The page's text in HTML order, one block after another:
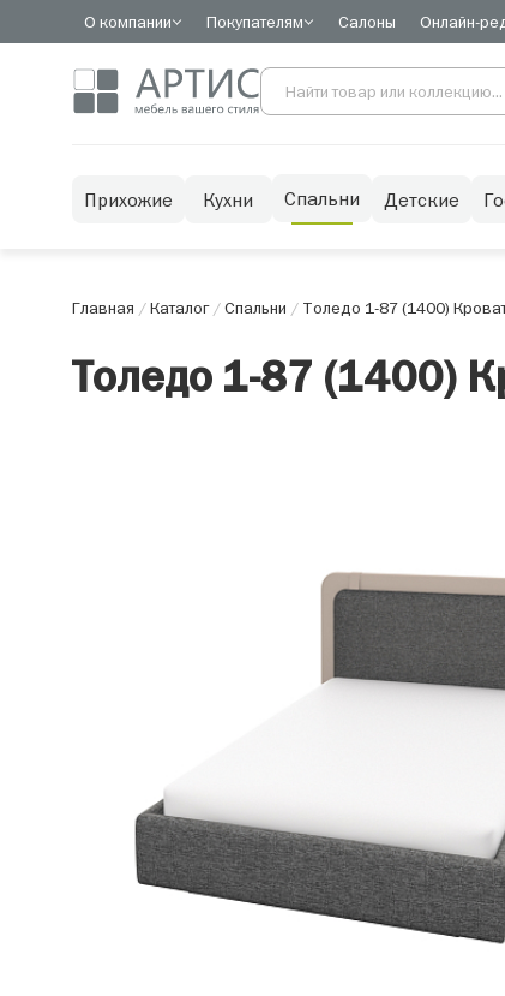
О компании Покупателям Салоны Онлайн-
Прихожие Кухни Спальни Детские
Главная /Каталог/Спальни / Толедо 1-87 (1400)
Толедо 1-87 (1400)